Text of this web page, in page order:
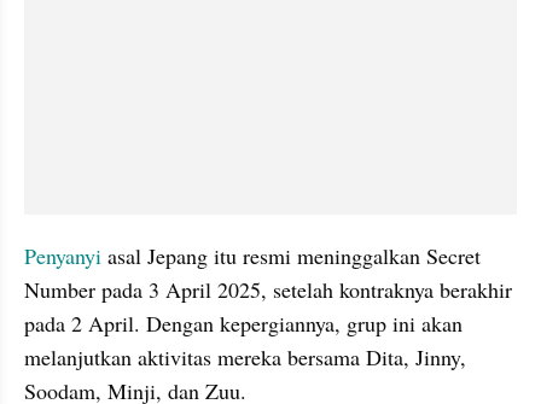
Penyanyi asal Jepang itu resmi meninggalkan Secret
Number pada 3 April 2025, setelah kontraknya berakhir
pada 2 April. Dengan kepergiannya, grup ini akan
melanjutkan aktivitas mereka bersama Dita, Jinny,
Soodam, Minji, dan Zuu.